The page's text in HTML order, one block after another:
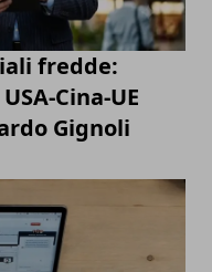
fredde:
Cina-UE
Gignoli